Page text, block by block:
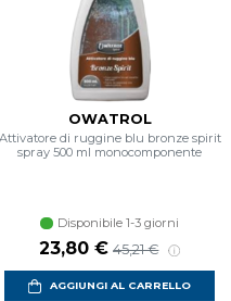
OWATROL
Attivatore di ruggine blu bronze spirit
spray 500 ml monocomponente
Disponibile 1-3 giorni
Prezzo scontato
23,80 € Prezzo di
45,21 €
AGGIUNGI AL CARRELLO